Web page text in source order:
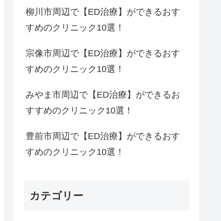
柳川市周辺で【ED治療】ができるおす
すめのクリニック10選！
宗像市周辺で【ED治療】ができるおす
すめのクリニック10選！
みやま市周辺で【ED治療】ができるお
すすめのクリニック10選！
豊前市周辺で【ED治療】ができるおす
すめのクリニック10選！
カテゴリー